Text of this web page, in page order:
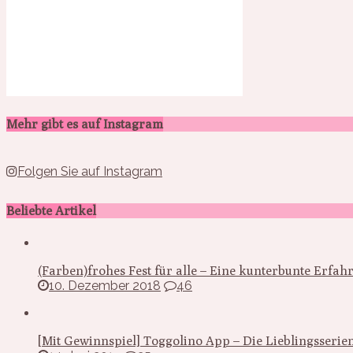
Mehr gibt es auf Instagram
Folgen Sie auf Instagram
Beliebte Artikel
(Farben)frohes Fest für alle – Eine kunterbunte
10. Dezember 2018
46
[Mit Gewinnspiel] Toggolino App – Die